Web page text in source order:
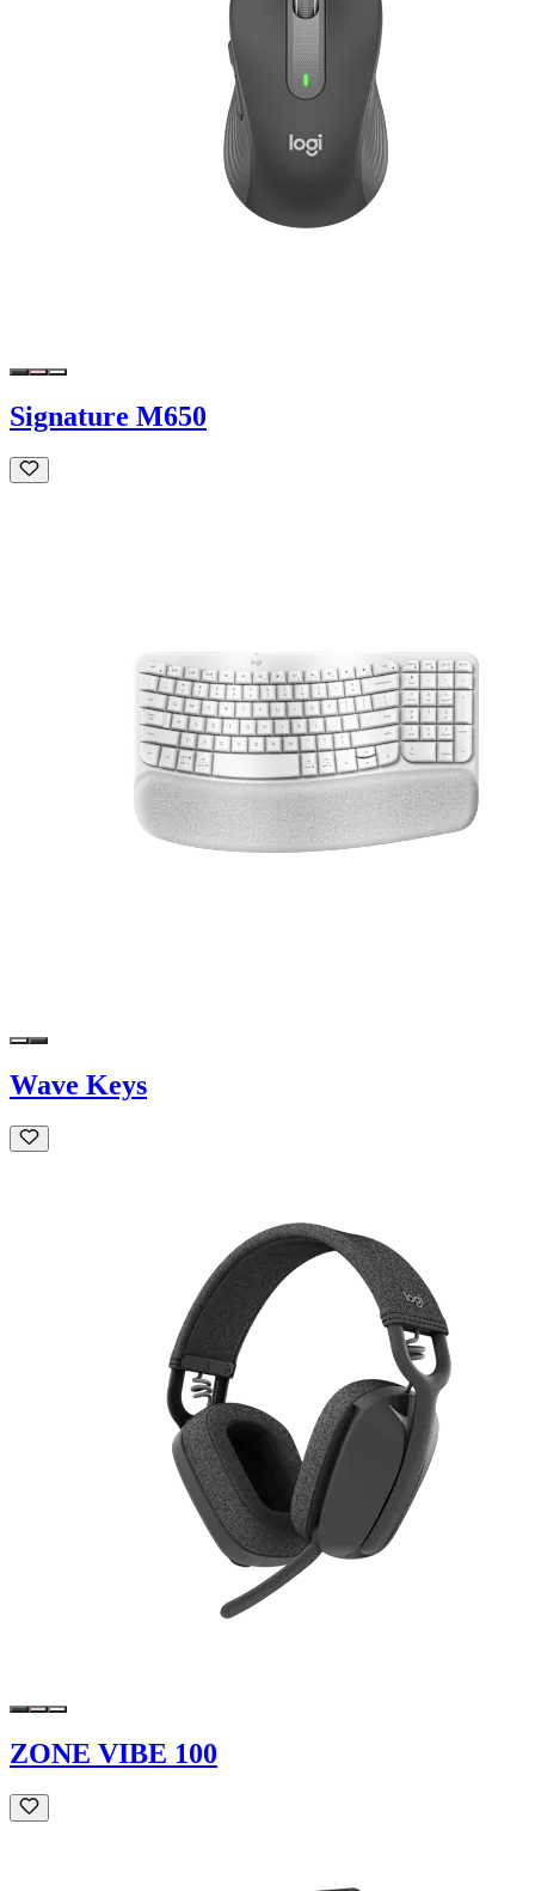
Signature M650
Wave Keys
ZONE VIBE 100